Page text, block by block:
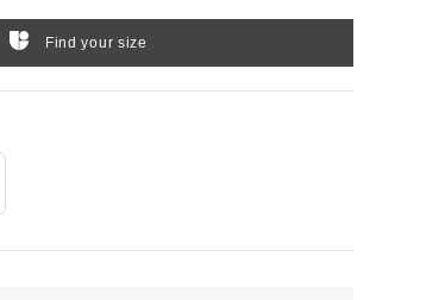
Find your size